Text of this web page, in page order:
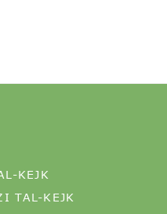
KEJK
TAL-KEJK